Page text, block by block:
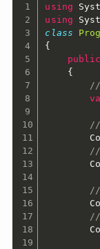
using
using
class
{
public
{
//
//
//
//
//